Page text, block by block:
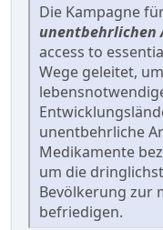
Die Kampagne
unentbehrlichen
access to
Wege geleitet,
unentbehrliche
Medikamente
um die
Bevölkerung zur
befriedigen.